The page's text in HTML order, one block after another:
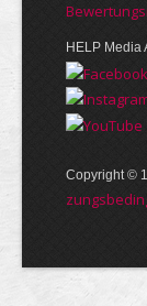
HELP Media
Copyright ©